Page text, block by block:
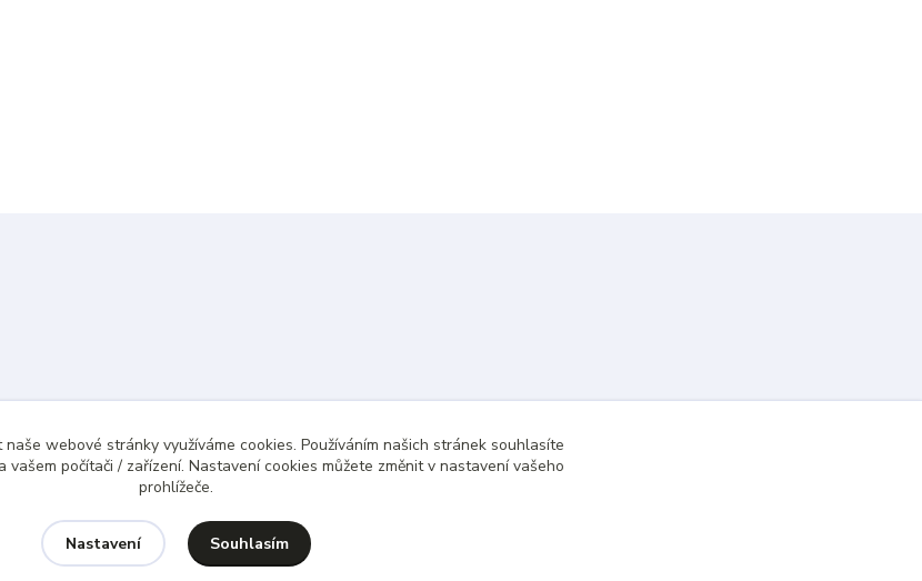
výpadku pak nejpozději do 48 hodin.
webové stránky využíváme cookies. Používáním našich stránek souhlasíte
vašem počítači / zařízení. Nastavení cookies můžete změnit v nastavení vašeho
prohlížeče.
Nastavení Souhlasím